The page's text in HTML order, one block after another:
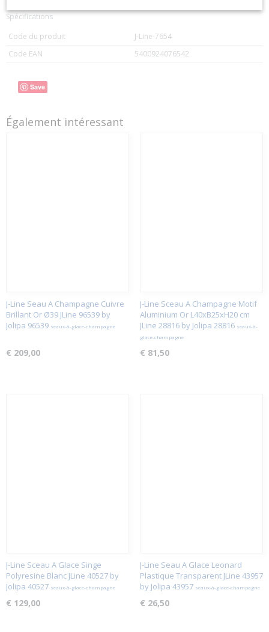
Spécifications
Code du produit
J-Line-7654
Code EAN
5400924076542
Save
Également intéressant
J-Line Seau A Champagne Cuivre
Brillant Or Ø39 JLine 96539 by
Jolipa 96539 seaux-à-glace-champagne
€ 209,00
J-Line Sceau A Champagne Motif
Aluminium Or L40xB25xH20 cm
JLine 28816 by Jolipa 28816 seaux-à-
glace-champagne
€ 81,50
J-Line Sceau A Glace Singe
Polyresine Blanc JLine 40527 by
Jolipa 40527 seaux-à-glace-champagne
€ 129,00
J-Line Seau A Glace Leonard
Plastique Transparent JLine 43957
by Jolipa 43957 seaux-à-glace-champagne
€ 26,50